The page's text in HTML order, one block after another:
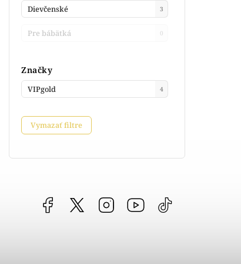
Značky
VIPgold 4
Dievčenské 3
Pre bábätká 0
Vymazať filtre
Facebook vipgoldsk InstagramYouTube